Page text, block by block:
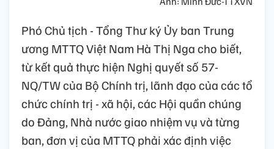
Phó Chủ tịch - Tổng Thư ký Ủy ban Trung
ương MTTQ Việt Nam Hà Thị Nga cho biết,
từ kết quả thực hiện Nghị quyết số 57-
NQ/TW của Bộ Chính trị, lãnh đạo của các tổ
chức chính trị - xã hội, các Hội quần chúng
do Đảng, Nhà nước giao nhiệm vụ và từng
ban, đơn vị của MTTQ phải xác định việc